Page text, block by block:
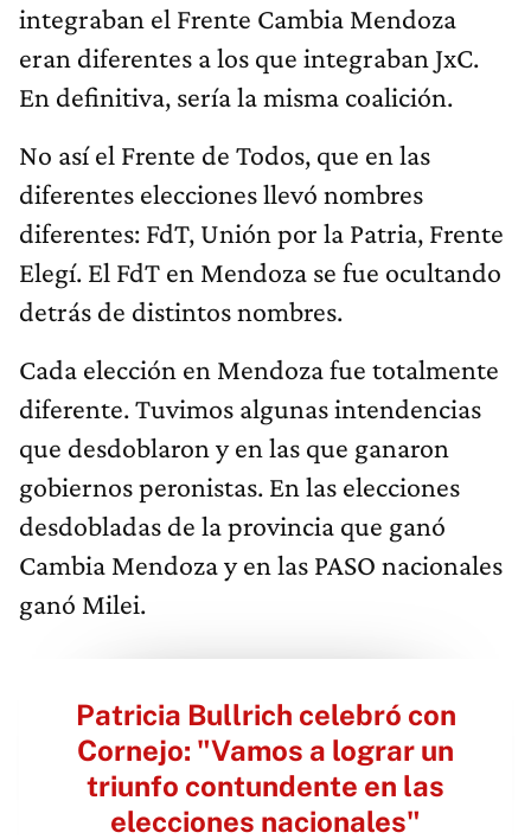
integraban el Frente Cambia Mendoza
eran diferentes a los que integraban JxC.
En definitiva, sería la misma coalición.
No así el Frente de Todos, que en las
diferentes elecciones llevó nombres
diferentes: FdT, Unión por la Patria, Frente
Elegí. El FdT en Mendoza se fue ocultando
detrás de distintos nombres.
Cada elección en Mendoza fue totalmente
diferente. Tuvimos algunas intendencias
que desdoblaron y en las que ganaron
gobiernos peronistas. En las elecciones
desdobladas de la provincia que ganó
Cambia Mendoza y en las PASO nacionales
ganó Milei.
Patricia Bullrich celebró con
Cornejo: "Vamos a lograr un
triunfo contundente en las
elecciones nacionales"